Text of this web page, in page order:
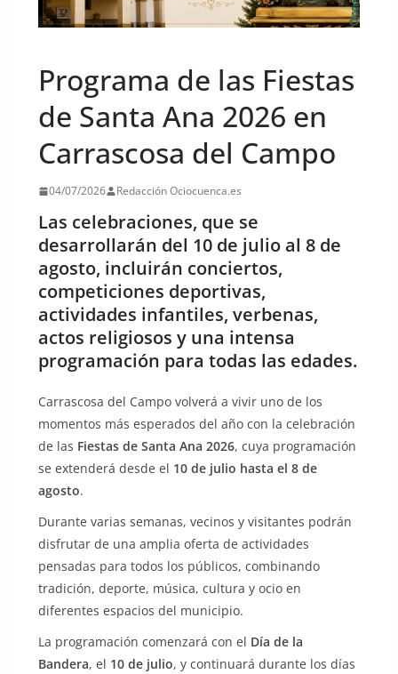
Programa de las Fiestas
de Santa Ana 2026 en
Carrascosa del Campo
04/07/2026 Redacción Ociocuenca.es
Las celebraciones, que se
desarrollarán del 10 de julio al 8 de
agosto, incluirán conciertos,
competiciones deportivas,
actividades infantiles, verbenas,
actos religiosos y una intensa
programación para todas las edades.
Carrascosa del Campo volverá a vivir uno de los
momentos más esperados del año con la celebración
de las Fiestas de Santa Ana 2026, cuya programación
se extenderá desde el 10 de julio hasta el 8 de
agosto.
Durante varias semanas, vecinos y visitantes podrán
disfrutar de una amplia oferta de actividades
pensadas para todos los públicos, combinando
tradición, deporte, música, cultura y ocio en
diferentes espacios del municipio.
La programación comenzará con el Día de la
Bandera, el 10 de julio, y continuará durante los días